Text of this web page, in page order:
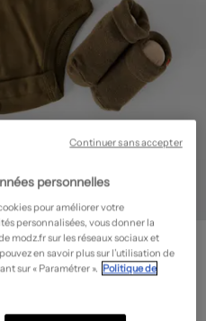
personnelles
pour améliorer votre
personnalisées, vous donner la
modz.fr sur les réseaux sociaux et
en savoir plus sur l’utilisation de
sur « Paramétrer ». Politique de
Continuer sans accepter